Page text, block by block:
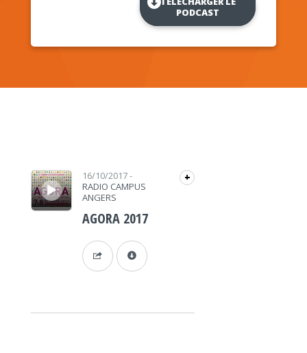
PODCAST
Lecteur audio 16/10/2017-
RADIO CAMPUS
ANGERS
+
AGORA 2017